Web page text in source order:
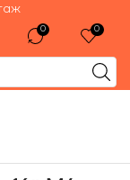
0 0